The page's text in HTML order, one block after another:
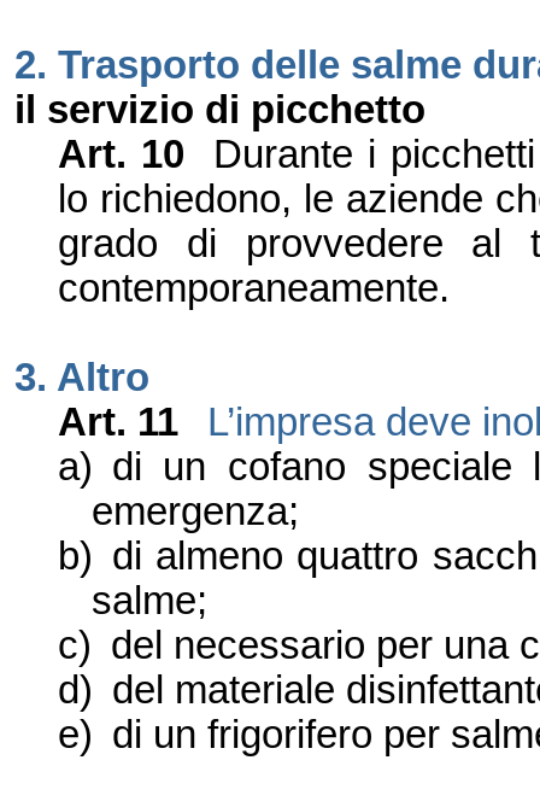
2.Trasporto delle salme
il servizio di picchetto
Art. 10
Durante i
lo richiedono, le aziende
grado di provvedere al
contemporaneamente.
3. Altro
Art. 11
L’impresa deve
a) di un cofano speciale
emergenza;
b) di almeno quattro
salme;
c) del necessario per una
d) del materiale
e) di un frigorifero per